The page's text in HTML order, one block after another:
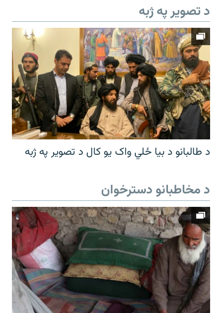
د تصویر په ژبه
د طالبانو د بیا ځلي واک یو کال د تصویر په ژبه
د مخاطبانو دسترخوان